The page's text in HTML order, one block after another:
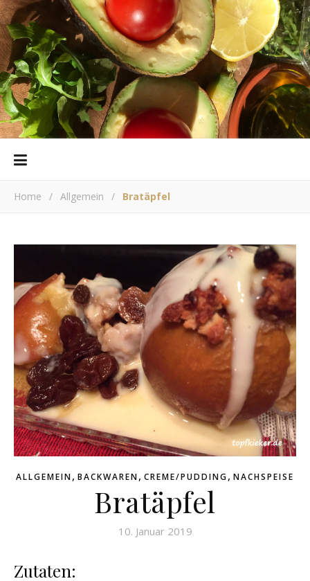
Home / Allgemein / Bratäpfel
ALLGEMEIN, BACKWAREN, CREME/PUDDING, NACHSPEISE
Bratäpfel
10. Januar 2019
Zutaten: